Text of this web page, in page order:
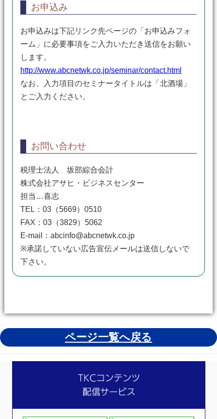
お申込み
お申込みは下記リンク先ページの「お申込みフォ
ーム」に必要事項をご入力いただき送信をお願い
します。
http://www.abcnetwk.co.jp/seminar/contact.html
なお、入力項目のセミナータイトルは「北酒場」
とご入力ください。
お問い合わせ
税理士法人 坂部綜合会計
株式会社アサヒ・ビジネスセンター
担当…喜志
TEL：03（5669）0510
FAX：03（3829）5062
E-mail：abcinfo@abcnetwk.co.jp
※承諾していない広告宣伝メールは送信しないで
下さい。
ページ一覧へ戻る